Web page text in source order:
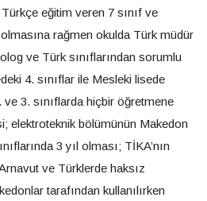
eğitim veren 7 sınıf ve
rağmen okulda Türk müdür
ve Türk sınıflarından sorumlu
4. sınıflar ile Mesleki lisede
3. sınıflarda hiçbir öğretmene
elektroteknik bölümünün Makedon
3 yıl olması; TİKA’nın
ve Türklerde haksız
tarafından kullanılırken